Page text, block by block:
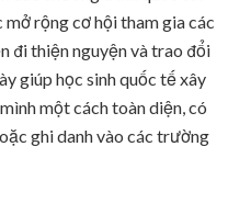
rộng cơ hội tham gia các
đi thiện nguyện và trao đổi
giúp học sinh quốc tế xây
một cách toàn diện, có
ghi danh vào các trường